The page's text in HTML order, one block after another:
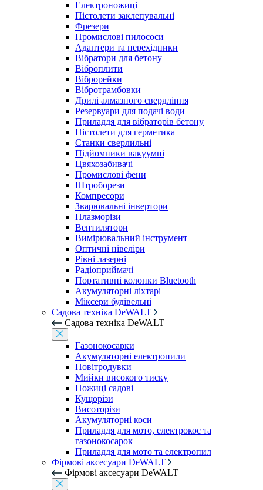
Електроножиці
Пістолети заклепувальні
Фрезери
Промислові пилососи
Адаптери та перехідники
Вібратори для бетону
Віброплити
Віброрейки
Вібротрамбовки
Дрилі алмазного свердління
Резервуари для подачі води
Приладдя для вібраторів бетону
Пістолети для герметика
Станки сверлильні
Підйомники вакуумні
Цвяхозабивачі
Промислові фени
Штроборези
Компресори
Зварювальні інвертори
Плазморізи
Вентилятори
Вимірювальний інструмент
Оптичні нівеліри
Рівні лазерні
Радіоприймачі
Портативні колонки Bluetooth
Акумуляторні ліхтарі
Міксери будівельні
Садова техніка DeWALT
Садова техніка DeWALT
Газонокосарки
Акумуляторні електропили
Повітродувки
Мийки високого тиску
Ножиці садові
Кущорізи
Висоторізи
Акумуляторні коси
Приладдя для мото, електрокос та
газонокосарок
Приладдя для мото та електропил
Фірмові аксесуари DeWALT
Фірмові аксесуари DeWALT